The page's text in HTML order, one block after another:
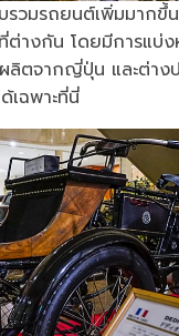
รวมรถยนต์เพิ่มมากขึ้น
ต่างกัน โดยมีการแบ่
ตจากญี่ปุ่น และต่าง
เฉพาะที่นี่